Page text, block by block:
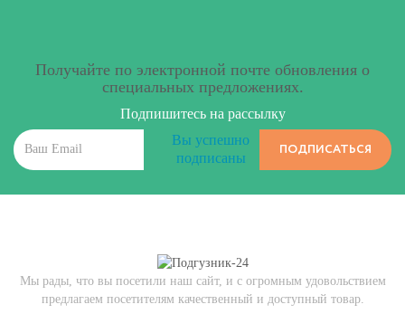
Получайте по электронной почте обновления о
специальных предложениях.
Подпишитесь на рассылку
Вы успешно
подписаны
ПОДПИСАТЬСЯ
Мы рады, что вы посетили наш сайт, и с огромным удовольствием
предлагаем посетителям качественный и доступный товар.